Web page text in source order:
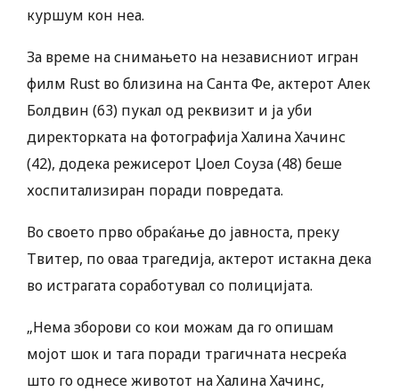
куршум кон неа.
За време на снимањето на независниот игран
филм Rust во близина на Санта Фе, актерот Алек
Болдвин (63) пукал од реквизит и ја уби
директорката на фотографија Халина Хачинс
(42), додека режисерот Џоел Соуза (48) беше
хоспитализиран поради повредата.
Во своето прво обраќање до јавноста, преку
Твитер, по оваа трагедија, актерот истакна дека
во истрагата соработувал со полицијата.
„Нема зборови со кои можам да го опишам
мојот шок и тага поради трагичната несреќа
што го однесе животот на Халина Хачинс,